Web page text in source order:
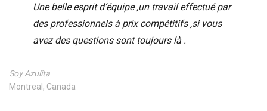
Une belle esprit d’équipe ,un travail effectué par
des professionnels à prix compétitifs ,si vous
avez des questions sont toujours là .
Soy Azulita
Montreal, Canada